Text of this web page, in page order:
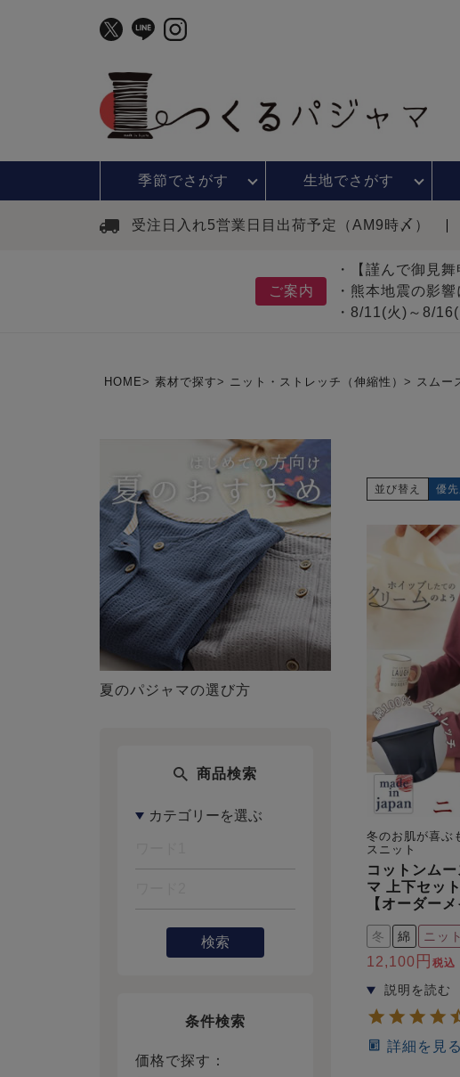
季節でさがす 生地でさがす
受注日入れ5営業日目出荷予定（AM9時〆）
ご案内
・【謹んで御見
・熊本地震の影
・8/11(火)～8/
HOME 素材で探す ニット・ストレッチ（伸縮性） スムー
夏のパジャマの選び方
商品検索
検索
条件検索
価格で探す：
並び替え 優
冬のお肌が喜ぶ
スニット
コットンム
マ 上下セッ
【オーダーメ
冬 綿 ニット
12,100 税込
詳細を見る